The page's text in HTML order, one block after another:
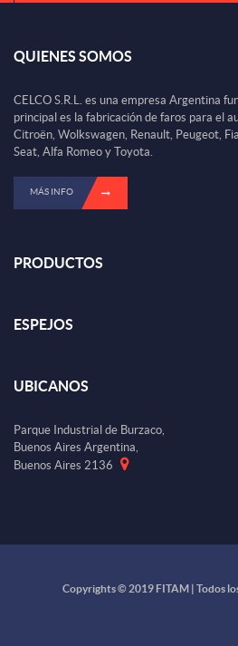
QUIENES SOMOS
CELCO S.R.L. es una empresa Argentina
principal es la fabricación de faros para el
Citroën, Wolkswagen, Renault, Peugeot,
Seat, Alfa Romeo y Toyota.
MÁS INFO
PRODUCTOS
ESPEJOS
UBICANOS
Parque Industrial de Burzaco,
Buenos Aires Argentina,
Buenos Aires 2136
Copyrights © 2019 FITAM | Todos